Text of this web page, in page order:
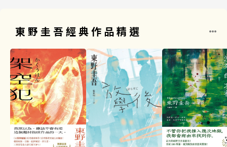
東野圭吾經典作品精選